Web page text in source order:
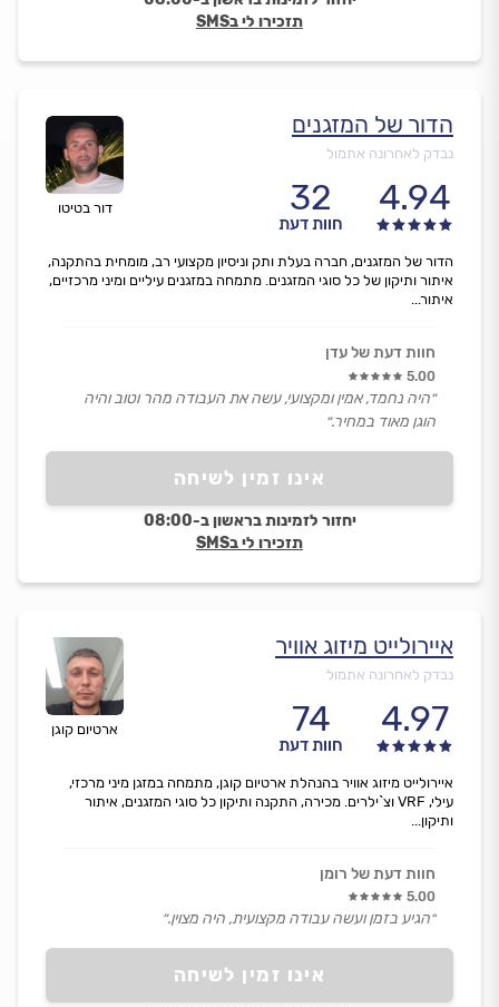
תזכירו לי בSMS
דור בטיטו
הדור של המזגנים
נבדק לאחרונה אתמול
4.94
32
חוות דעת
אינו זמין לשיחה
יחזור לזמינות בראשון ב-08:00
תזכירו לי בSMS
הדור של המזגנים, חברה בעלת ותק וניסיון מקצועי רב, מומחית בהתקנה,
איתור ותיקון של כל סוגי המזגנים. מתמחה במזגנים עיליים ומיני מרכזיים,
איתור...
חוות דעת של עדן
5.00
״היה נחמד, אמין ומקצועי, עשה את העבודה מהר וטוב והיה
הוגן מאוד במחיר.״
ארטיום קוגן
איירולייט מיזוג אוויר
נבדק לאחרונה אתמול
4.97
74
חוות דעת
אינו זמין לשיחה
איירולייט מיזוג אוויר בהנהלת ארטיום קוגן, מתמחה במזגן מיני מרכזי,
עילי, VRF וצ`ילרים. מכירה, התקנה ותיקון כל סוגי המזגנים, איתור
ותיקון...
חוות דעת של רומן
5.00
״הגיע בזמן ועשה עבודה מקצועית, היה מצוין.״